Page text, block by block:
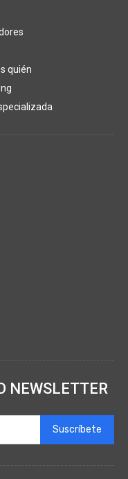
quién
NEWSLETTER
Suscríbete